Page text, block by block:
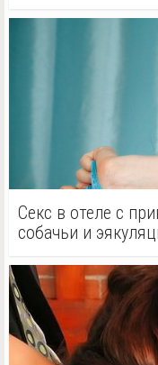
Секс в отеле с
собачьи и